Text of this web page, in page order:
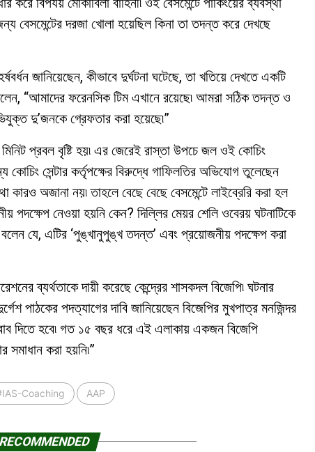
বেসমেন্টের দরজা খোলা হয়েছিল কিনা তা তদন্ত করে দেখছে
জানিয়েছেন, কীভাবে দুর্ঘটনা ঘটেছে, তা খতিয়ে দেখতে একটি
“আমাদের ফরেনসিক টিম এখানে রয়েছে৷ আমরা সঠিক তদন্ত ও
দু’জনকে গ্রেফতার করা হয়েছে৷”
মিনিট প্রবল বৃষ্টি হয়৷ এর জেরেই রাস্তা উপচে জল ওই কোচিং
কোচিং সেন্টার কর্তৃপক্ষের বিরুদ্ধে গাফিলতির অভিযোগ তুলেছেন
কারও অজানা নয়৷ তাহলে বেছে বেছে বেসমেন্টে লাইব্রেরি করা হল
নেওয়া হয়নি কেন? দিল্লির মেয়র শেলি ওবেরয় ঘটনাটিকে
বলেন যে, এটির ‘পুঙ্খানুপুঙ্খ তদন্ত’ এবং প্রয়োজনীয় পদক্ষেপ করা
ব্যর্থতাকে দায়ী করেছে কেন্দ্রের শাসকদল বিজেপি৷ ঘটনার
পাঠকের পদত্যাগের দাবি জানিয়েছেন বিজেপির মুখপাত্র মনজিন্দর
দিতে হবে৷ গত ১৫ বছর ধরে এই এলাকায় একজন বিজেপি
সমাধান করা হয়নি৷”
Coaching AAP
RECOMMENDED